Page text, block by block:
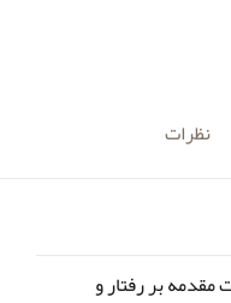
نظرات
بر رفتار و